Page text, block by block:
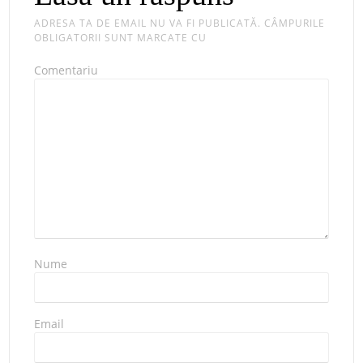
ADRESA TA DE EMAIL NU VA FI PUBLICATĂ. CÂMPURILE
OBLIGATORII SUNT MARCATE CU
Comentariu
Nume
Email